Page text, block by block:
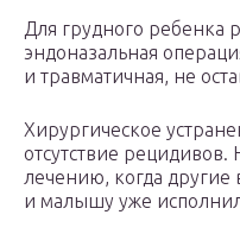
Для грудного ребенка
эндоназальная
и травматичная, не
Хирургическое
отсутствие рецидивов.
лечению, когда другие
и малышу уже